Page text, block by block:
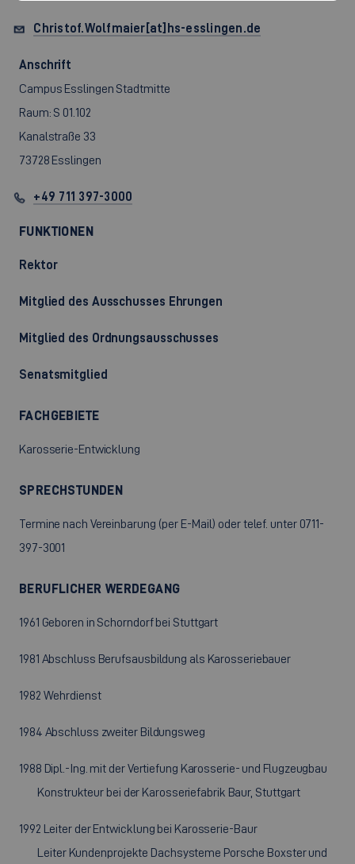
Christof.Wolfmaier[at]hs-esslingen.de
Anschrift
Campus Esslingen Stadtmitte
Raum: S 01.102
Kanalstraße 33
73728 Esslingen
+49 711 397-3000
FUNKTIONEN
Rektor
Mitglied des Ausschusses Ehrungen
Mitglied des Ordnungsausschusses
Senatsmitglied
FACHGEBIETE
Karosserie-Entwicklung
SPRECHSTUNDEN
Termine nach Vereinbarung (per E-Mail) oder telef. unter 0711-
397-3001
BERUFLICHER WERDEGANG
1961 Geboren in Schorndorf bei Stuttgart
1981 Abschluss Berufsausbildung als Karosseriebauer
1982 Wehrdienst
1984 Abschluss zweiter Bildungsweg
1988 Dipl.-Ing. mit der Vertiefung Karosserie- und Flugzeugbau
Konstrukteur bei der Karosseriefabrik Baur, Stuttgart
1992 Leiter der Entwicklung bei Karosserie-Baur
Leiter Kundenprojekte Dachsysteme Porsche Boxster und